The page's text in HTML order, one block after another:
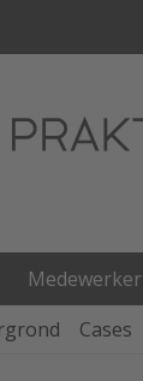
Medewerker
Cases